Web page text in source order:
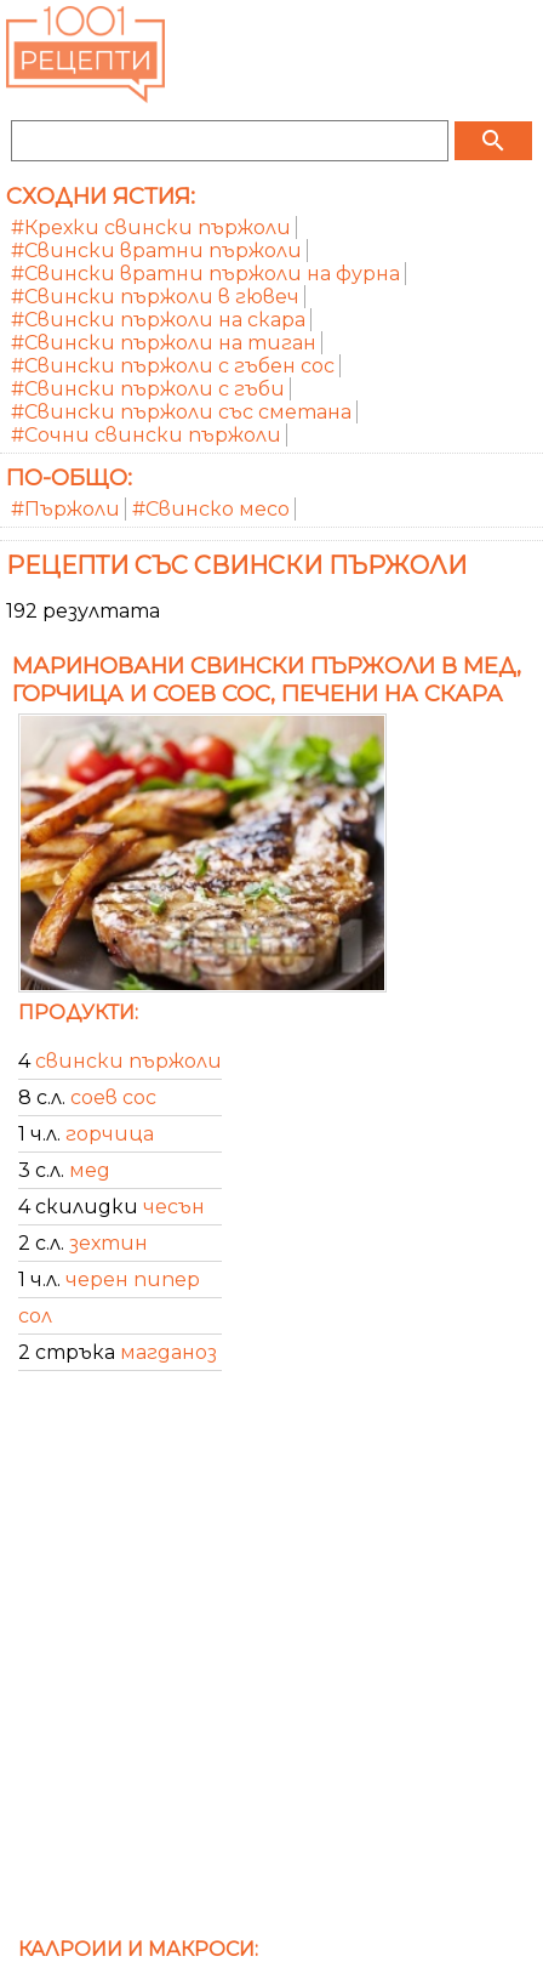
search
СХОДНИ ЯСТИЯ:
#Крехки свински пържоли
#Свински вратни пържоли
#Свински вратни пържоли на фурна
#Свински пържоли в гювеч
#Свински пържоли на скара
#Свински пържоли на тиган
#Свински пържоли с гъбен сос
#Свински пържоли с гъби
#Свински пържоли със сметана
#Сочни свински пържоли
ПО-ОБЩО:
#Пържоли #Свинско месо
РЕЦЕПТИ СЪС СВИНСКИ ПЪРЖОЛИ
192 резултата
МАРИНОВАНИ СВИНСКИ ПЪРЖОЛИ В МЕД,
ГОРЧИЦА И СОЕВ СОС, ПЕЧЕНИ НА СКАРА
ПРОДУКТИ:
4свински пържоли
8 с.л. соев сос
1 ч.л. горчица
3 с.л. мед
4 скилидки чесън
2 с.л. зехтин
1 ч.л. черен пипер
сол
2 стръка магданоз
КАЛРОИИ И МАКРОСИ: